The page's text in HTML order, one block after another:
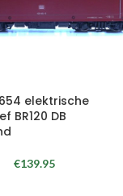
elektrische
BR120 DB
€139.95